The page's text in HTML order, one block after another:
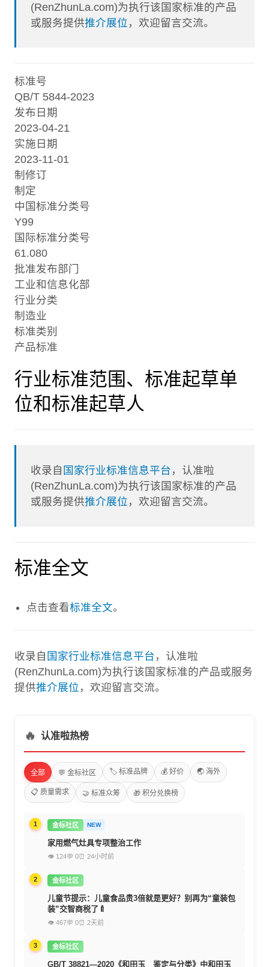
(RenZhunLa.com)为执行该国家标准的产品
或服务提供推介展位 ，欢迎留言交流。
标准号
QB/T 5844-2023
发布日期
2023-04-21
实施日期
2023-11-01
制修订
制定
中国标准分类号
Y99
国际标准分类号
61.080
批准发布部门
工业和信息化部
行业分类
制造业
标准类别
产品标准
行业标准范围、标准起草单
位和标准起草人
收录自 国家行业标准信息平台 ，认准啦
(RenZhunLa.com)为执行该国家标准的产品
或服务提供推介展位 ，欢迎留言交流。
标准全文
点击查看标准全文。
收录自 国家行业标准信息平台 ，认准啦
(RenZhunLa.com)为执行该国家标准的产品或服务
提供推介展位 ，欢迎留言交流。
🔥 认准啦热榜
全部 💬 金标社区 🏷️ 标准品牌 💰 好价 🌏 海外
📋 质量需求 🤝 标准众筹 🎁 积分兑换榜
1 金标社区 NEW
家用燃气灶具专项整治工作
👁 124💬 0⏰ 24小时前
2 金标社区
儿童节提示：儿童食品贵3倍就是更好？别再为“童装包
装”交智商税了🍼
👁 467💬 0⏰ 2天前
3 金标社区
GB/T 38821—2020《和田玉 鉴定与分类》中和田玉